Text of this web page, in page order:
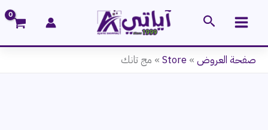
البحث
صفحة العروض »
Store
» مج تانك